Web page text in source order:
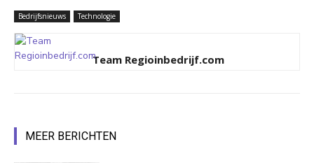
Bedrijfsnieuws Technologie
Team Regioinbedrijf.com
MEER BERICHTEN